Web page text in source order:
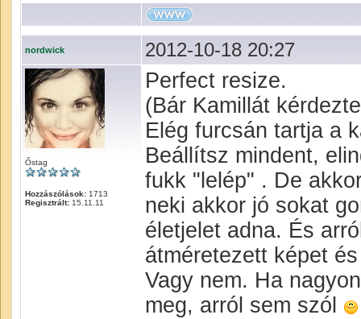
nordwick 2012-10-18 20:27
Őstag
Hozzászólások: 1713
Regisztrált: 15.11.11
Perfect resize.
(Bár Kamillát
Elég furcsán tartja a
Beállítsz mindent,
fukk "lelép" . De
neki akkor jó sokat
életjelet adna. És
átméretezett képet
Vagy nem. Ha
meg, arról sem szól